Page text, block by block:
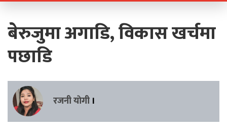
बेरुजुमा अगाडि, विकास खर्चमा
पछाडि
रजनी याेगी ।